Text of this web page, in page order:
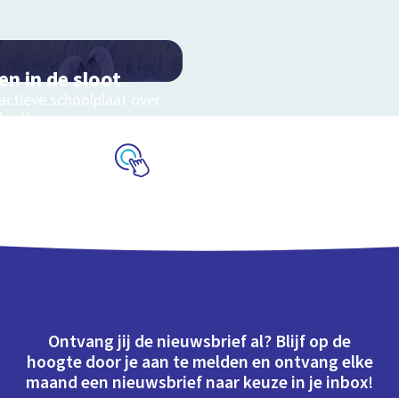
in de sloot
schoolplaat over
Ontvang jij de nieuwsbrief al? Blijf op de
hoogte door je aan te melden en ontvang elke
maand een nieuwsbrief naar keuze in je inbox!